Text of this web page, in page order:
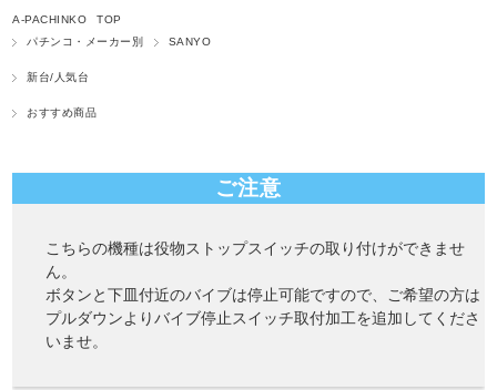
A-PACHINKO TOP
パチンコ・メーカー別
SANYO
新台/人気台
おすすめ商品
ご注意
こちらの機種は役物ストップスイッチの取り付けができませ
ん。
ボタンと下皿付近のバイブは停止可能ですので、ご希望の方は
プルダウンよりバイブ停止スイッチ取付加工を追加してくださ
いませ。